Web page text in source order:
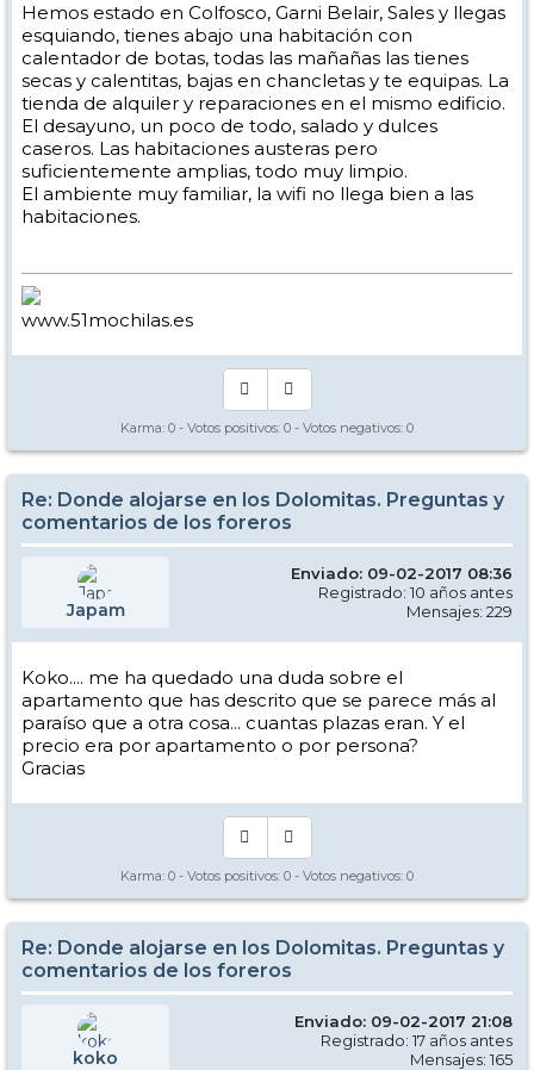
Hemos estado en Colfosco, Garni Belair, Sales y llegas
esquiando, tienes abajo una habitación con
calentador de botas, todas las mañañas las tienes
secas y calentitas, bajas en chancletas y te equipas. La
tienda de alquiler y reparaciones en el mismo edificio.
El desayuno, un poco de todo, salado y dulces
caseros. Las habitaciones austeras pero
suficientemente amplias, todo muy limpio.
El ambiente muy familiar, la wifi no llega bien a las
habitaciones.
www.51mochilas.es
Karma: 0 - Votos positivos: 0 - Votos negativos: 0
Re: Donde alojarse en los Dolomitas. Preguntas y
comentarios de los foreros
Japam
Enviado: 09-02-2017 08:36
Registrado: 10 años antes
Mensajes: 229
Koko.... me ha quedado una duda sobre el
apartamento que has descrito que se parece más al
paraíso que a otra cosa... cuantas plazas eran. Y el
precio era por apartamento o por persona?
Gracias
Karma: 0 - Votos positivos: 0 - Votos negativos: 0
Re: Donde alojarse en los Dolomitas. Preguntas y
comentarios de los foreros
koko
Enviado: 09-02-2017 21:08
Registrado: 17 años antes
Mensajes: 165